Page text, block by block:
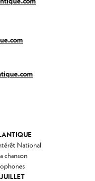
National
chanson